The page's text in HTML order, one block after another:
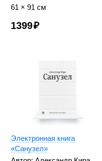
61 × 91 см
1399₽
Электронная книга
«Санузел»